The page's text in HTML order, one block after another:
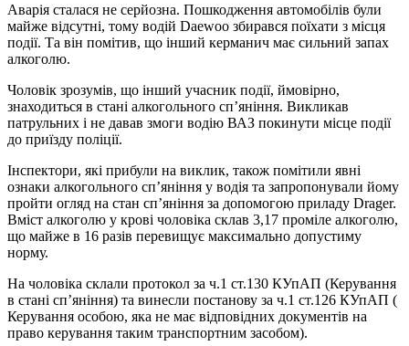
Аварія сталася не серйозна. Пошкодження автомобілів були
майже відсутні, тому водій Daewoo збирався поїхати з місця
події. Та він помітив, що інший керманич має сильний запах
алкоголю.
Чоловік зрозумів, що інший учасник події, ймовірно,
знаходиться в стані алкогольного сп’яніння. Викликав
патрульних і не давав змоги водію ВАЗ покинути місце події
до приїзду поліції.
Інспектори, які прибули на виклик, також помітили явні
ознаки алкогольного сп’яніння у водія та запропонували йому
пройти огляд на стан сп’яніння за допомогою приладу Drager.
Вміст алкоголю у крові чоловіка склав 3,17 проміле алкоголю,
що майже в 16 разів перевищує максимально допустиму
норму.
На чоловіка склали протокол за ч.1 ст.130 КУпАП (Керування
в стані сп’яніння) та винесли постанову за ч.1 ст.126 КУпАП (
Керування особою, яка не має відповідних документів на
право керування таким транспортним засобом).